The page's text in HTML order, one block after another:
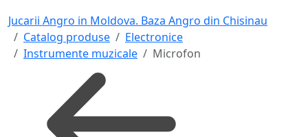
Jucarii Angro in Moldova. Baza Angro din Chisinau
Catalog produse
Electronice
Instrumente muzicale
Microfon